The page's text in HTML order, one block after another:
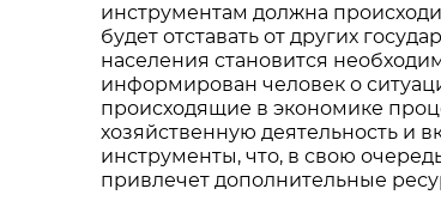
инструментам должна
будет отставать от других
населения становится
информирован человек о
происходящие в экономике
хозяйственную деятельность
инструменты, что, в свою
привлечет дополнительные